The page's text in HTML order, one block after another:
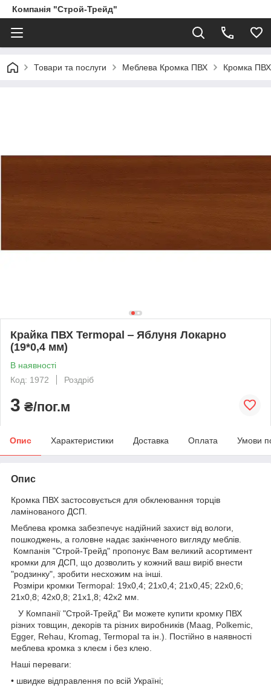
Компанія "Строй-Трейд"
Товари та послуги Меблева Кромка ПВХ Кромка
Крайка ПВХ Termopal ‒ Яблуня Локарно
(19*0,4 мм)
В наявності
Код: 1972
Роздріб
3 ₴/пог.м
Опис Характеристики Доставка Оплата Умови
Опис
Кромка ПВХ застосовується для обклеювання торців
ламінованого ДСП.
Меблева кромка забезпечує надійний захист від вологи,
пошкоджень, а головне надає закінченого вигляду меблів.
Компанія "Строй-Трейд" пропонує Вам великий асортимент
кромки для ДСП, що дозволить у кожний ваш виріб внести
"родзинку", зробити несхожим на інші.
Розміри кромки Termopal: 19х0,4; 21х0,4; 21х0,45; 22х0,6;
21х0,8; 42х0,8; 21х1,8; 42х2 мм.
У Компанії "Строй-Трейд" Ви можете купити кромку ПВХ
різних товщин, декорів та різних виробників (Maag, Polkemic,
Egger, Rehau, Kromag, Termopal та ін.). Постійно в наявності
меблева кромка з клеєм і без клею.
Наші переваги:
• швидке відправлення по всій Україні;